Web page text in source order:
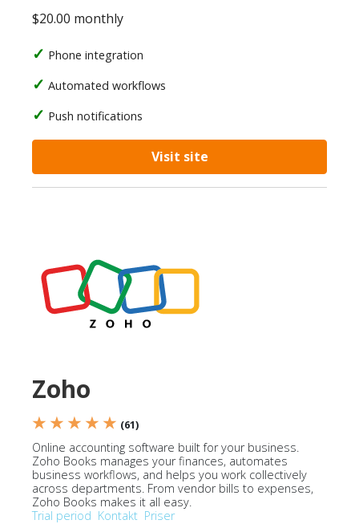
$20.00 monthly
Phone integration
Automated workflows
Push notifications
Visit site
Zoho
★ ★ ★ ★ ★ (61)
Online accounting software built for your business.
Zoho Books manages your finances, automates
business workflows, and helps you work collectively
across departments. From vendor bills to expenses,
Zoho Books makes it all easy.
Trial period Kontakt Priser